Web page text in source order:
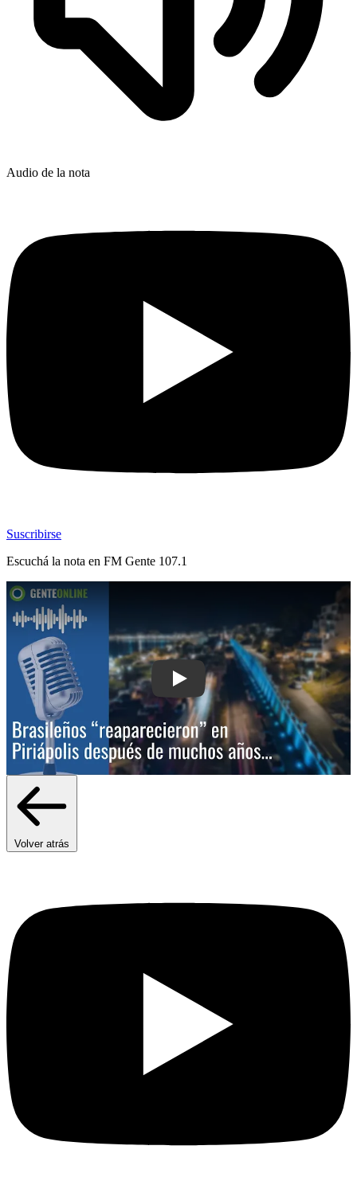
Audio de la nota
Suscribirse
Escuchá la nota en FM Gente 107.1
Play: Brasileños “reaparecieron” en
Volver atrás